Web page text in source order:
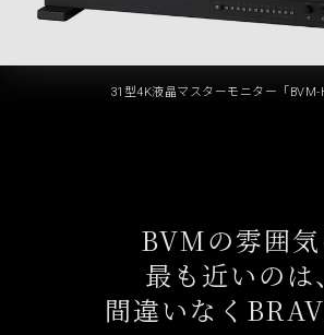
31型4K液晶マスターモニター「BVM-
BVMの雰囲気
最も近いのは、
間違いなく